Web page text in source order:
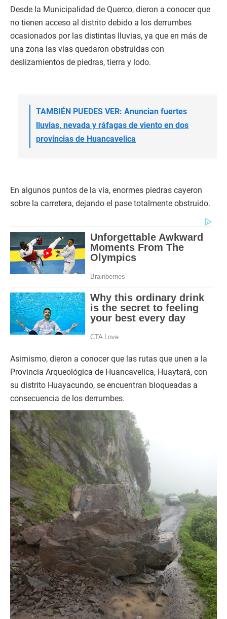
Desde la Municipalidad de Querco, dieron a conocer que
no tienen acceso al distrito debido a los derrumbes
ocasionados por las distintas lluvias, ya que en más de
una zona las vías quedaron obstruidas con
deslizamientos de piedras, tierra y lodo.
TAMBIÉN PUEDES VER: Anuncian fuertes
lluvias, nevada y ráfagas de viento en dos
provincias de Huancavelica
En algunos puntos de la vía, enormes piedras cayeron
sobre la carretera, dejando el pase totalmente obstruido.
Asimismo, dieron a conocer que las rutas que unen a la
Provincia Arqueológica de Huancavelica, Huaytará, con
su distrito Huayacundo, se encuentran bloqueadas a
consecuencia de los derrumbes.